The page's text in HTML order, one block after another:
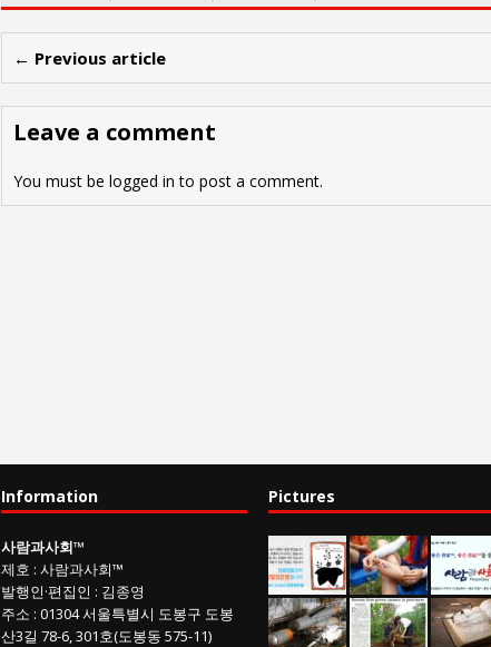
← Previous article
Leave a comment
You must be logged in to post a comment.
Information
사람과사회™
제호 : 사람과사회™
발행인·편집인 : 김종영
주소 : 01304서울특별시 도봉구 도봉
산3길 78-6, 301호(도봉동 575-11)
Pictures